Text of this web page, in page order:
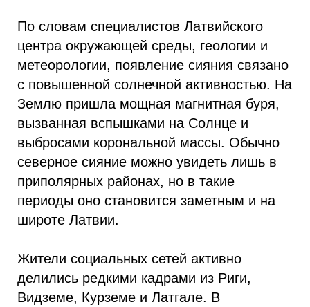
По словам специалистов Латвийского
центра окружающей среды, геологии и
метеорологии, появление сияния связано
с повышенной солнечной активностью. На
Землю пришла мощная магнитная буря,
вызванная вспышками на Солнце и
выбросами корональной массы. Обычно
северное сияние можно увидеть лишь в
приполярных районах, но в такие
периоды оно становится заметным и на
широте Латвии.
Жители социальных сетей активно
делились редкими кадрами из Риги,
Видземе, Курземе и Латгале. В